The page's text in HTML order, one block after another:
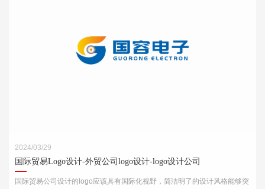
2024/03/29
国际贸易Logo设计-外贸公司logo设计-logo设计公司
国际贸易公司设计的logo应该具有国际化视野，简洁明了的设计风格能够突